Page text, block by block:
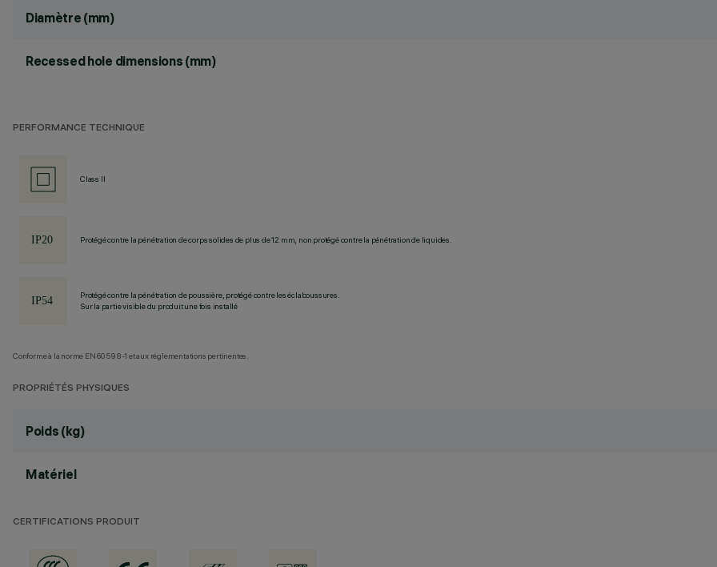
Diamètre (mm)
Recessed hole dimensions (mm)
PERFORMANCE TECHNIQUE
Class II
Protégé contre la pénétration de corps solides de plus de 12 mm, non protégé contre la pénétration de liquides.
Protégé contre la pénétration de poussière, protégé contre les éclaboussures.
Sur la partie visible du produit une fois installé
Conforme à la norme EN60598-1 et aux réglementations pertinentes.
PROPRIÉTÉS PHYSIQUES
Poids (kg)
Matériel
CERTIFICATIONS PRODUIT